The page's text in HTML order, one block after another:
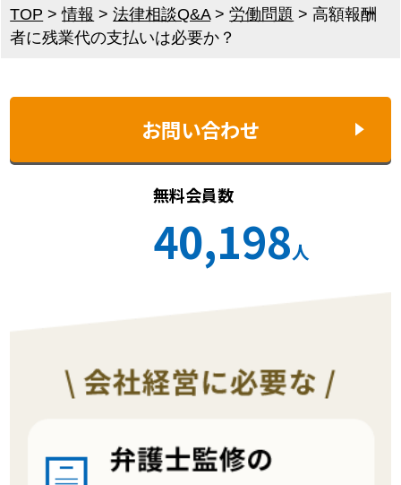
TOP >情報 >法律相談Q&A>労働問題 >高額報酬
者に残業代の支払いは必要か？
お問い合わせ
無料会員数
40,198人